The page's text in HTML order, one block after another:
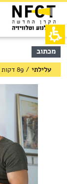
תחילתו
אינטרנט,
לחץ
אנטר
כדי
ראש
באפשרותך
ללחוץ
אנטר
כדי
לדלג
תוכן
מרכזי,
באפשרותך
ללחוץ
מכתוב
עלילתי / 89 דקות